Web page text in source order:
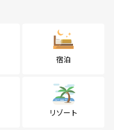
宿泊
リゾート